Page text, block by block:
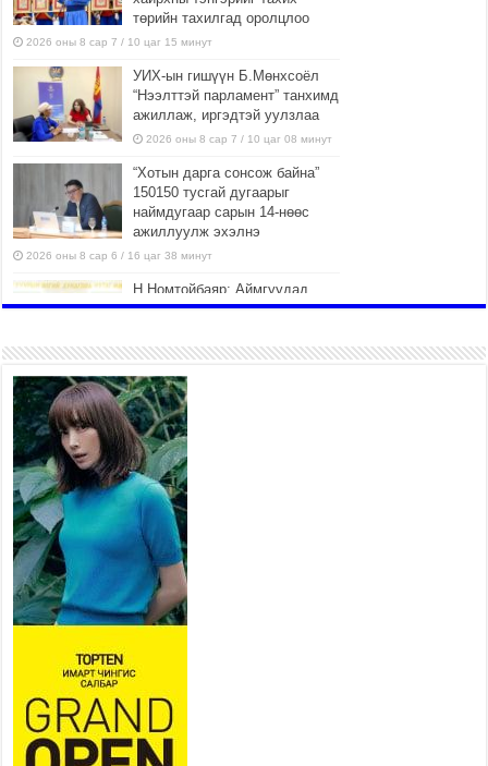
төрийн тахилгад оролцлоо
2026 оны 8 сар 7 / 10 цаг 15 минут
УИХ-ын гишүүн Б.Мөнхсоёл
“Нээлттэй парламент” танхимд
ажиллаж, иргэдтэй уулзлаа
2026 оны 8 сар 7 / 10 цаг 08 минут
“Хотын дарга сонсож байна”
150150 тусгай дугаарыг
наймдугаар сарын 14-нөөс
ажиллуулж эхэлнэ
2026 оны 8 сар 6 / 16 цаг 38 минут
Н.Номтойбаяр: Аймгуудад
тулгамдаж буй асуудлуудыг
газрын хуралдаанд
2026 оны 8 сар 6 / 16 цаг 34 минут
УИХ-ын дарга С.Бямбацогт
төрийг төлөөлөн Сутай
хайрхны тэнгэрийг тахих
төрийн тахилгад оролцлоо
2026 оны 8 сар 6 / 16 цаг 30 минут
Байнгын хорооны дарга Г.Тэмүүлэн тэргүүтэй
УИХ-ын гишүүд БНСУ-ын Үндэсний Ассамблейн
гишүүдийг хүлээн авч уулзав
2026 оны 8 сар 6 / 16 цаг 24 минут
ТЭЗҮ-ийг боловсруулах ажил 90 хувийн
гүйцэтгэлтэй байна
2026 оны 8 сар 6 / 14 цаг 14 минут
Татварын өрийг барагдуулахдаа орлогын 30
хувийг татвар төлөгчид үлдээхээр хуульчилж,